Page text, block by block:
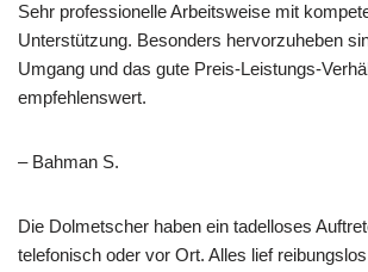
Sehr professionelle Arbeitsweise mit
Unterstützung. Besonders hervorzuheben
Umgang und das gute Preis-Leistungs-
empfehlenswert.
– Bahman S.
Die Dolmetscher haben ein tadelloses
telefonisch oder vor Ort. Alles lief